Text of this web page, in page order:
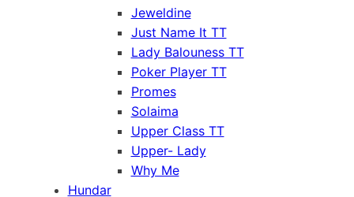
Jeweldine
Just Name It TT
Lady Balouness TT
Poker Player TT
Promes
Solaima
Upper Class TT
Upper- Lady
Why Me
Hundar